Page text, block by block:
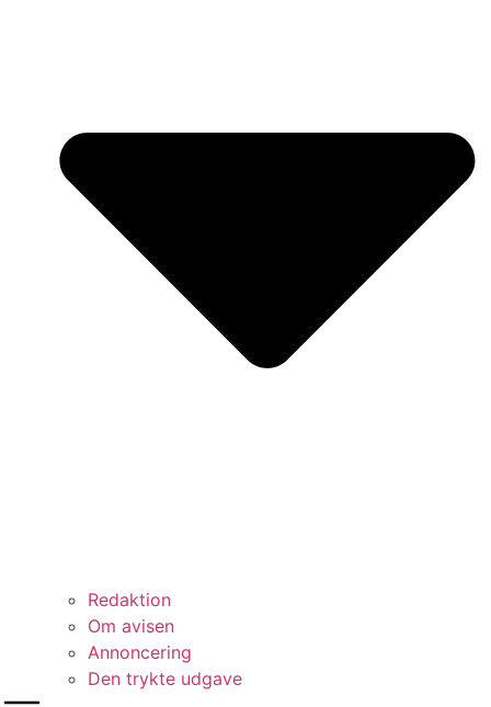
Redaktion
Om avisen
Annoncering
Den trykte udgave